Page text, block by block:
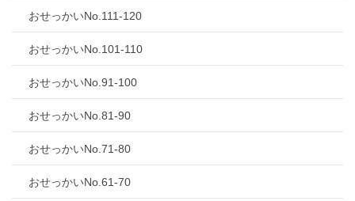
おせっかいNo.111-120
おせっかいNo.101-110
おせっかいNo.91-100
おせっかいNo.81-90
おせっかいNo.71-80
おせっかいNo.61-70